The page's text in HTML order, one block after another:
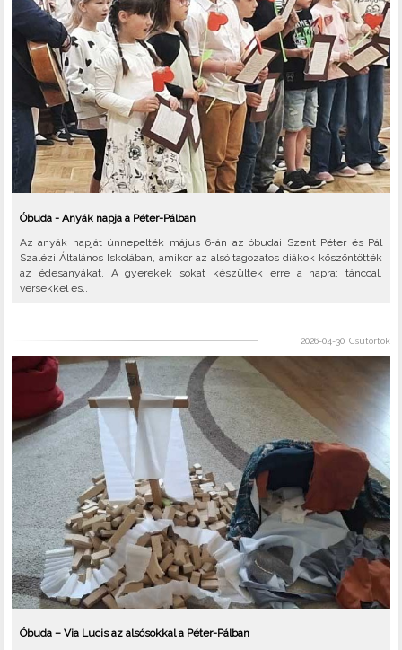
Óbuda - Anyák napja a Péter-Pálban
Az anyák napját ünnepelték május 6-án az óbudai Szent Péter és Pál
Szalézi Általános Iskolában, amikor az alsó tagozatos diákok köszöntötték
az édesanyákat. A gyerekek sokat készültek erre a napra: tánccal,
versekkel és..
2026-04-30, Csütörtök
Óbuda – Via Lucis az alsósokkal a Péter-Pálban